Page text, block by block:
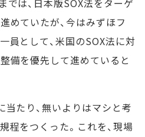
めていたが、今はみずほフ
員として、米国のSOX法に対
備を優先して進めていると
たり、無いよりはマシと考
程をつくった。これを、現場